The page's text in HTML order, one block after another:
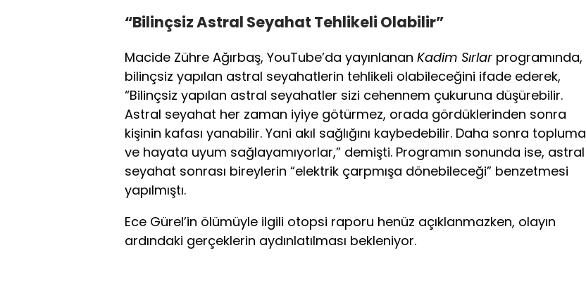
“Bilinçsiz Astral Seyahat Tehlikeli Olabilir”
Macide Zühre Ağırbaş, YouTube’da yayınlanan Kadim Sırlar programında,
bilinçsiz yapılan astral seyahatlerin tehlikeli olabileceğini ifade ederek,
“Bilinçsiz yapılan astral seyahatler sizi cehennem çukuruna düşürebilir.
Astral seyahat her zaman iyiye götürmez, orada gördüklerinden sonra
kişinin kafası yanabilir. Yani akıl sağlığını kaybedebilir. Daha sonra topluma
ve hayata uyum sağlayamıyorlar,” demişti. Programın sonunda ise, astral
seyahat sonrası bireylerin “elektrik çarpmışa dönebileceği” benzetmesi
yapılmıştı.
Ece Gürel’in ölümüyle ilgili otopsi raporu henüz açıklanmazken, olayın
ardındaki gerçeklerin aydınlatılması bekleniyor.